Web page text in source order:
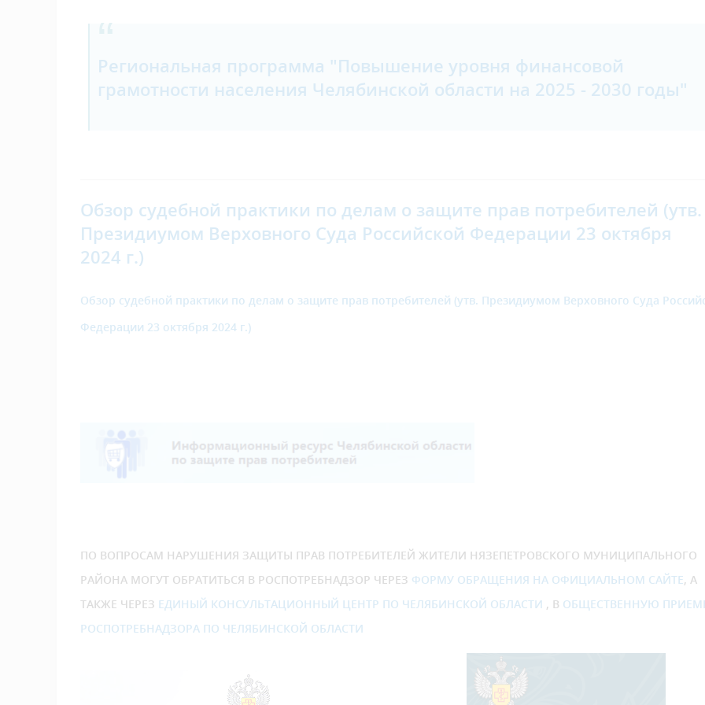
Региональная программа "Повышение уровня финансовой
грамотности населения Челябинской области на 2025 - 2030 годы"
Обзор судебной практики по делам о защите прав потребителей (утв.
Президиумом Верховного Суда Российской Федерации 23 октября
2024 г.)
Обзор судебной практики по делам о защите прав потребителей (утв. Президиумом Верховного Суда
Федерации 23 октября 2024 г.)
ПО ВОПРОСАМ НАРУШЕНИЯ ЗАЩИТЫ ПРАВ ПОТРЕБИТЕЛЕЙ ЖИТЕЛИ НЯЗЕПЕТРОВСКОГО МУНИЦИПАЛЬНОГО
РАЙОНА МОГУТ ОБРАТИТЬСЯ В РОСПОТРЕБНАДЗОР ЧЕРЕЗ ФОРМУ ОБРАЩЕНИЯ НА ОФИЦИАЛЬНОМ САЙТЕ, А
ТАКЖЕ ЧЕРЕЗ ЕДИНЫЙ КОНСУЛЬТАЦИОННЫЙ ЦЕНТР ПО ЧЕЛЯБИНСКОЙ ОБЛАСТИ , В ОБЩЕСТВЕННУЮ
РОСПОТРЕБНАДЗОРА ПО ЧЕЛЯБИНСКОЙ ОБЛАСТИ